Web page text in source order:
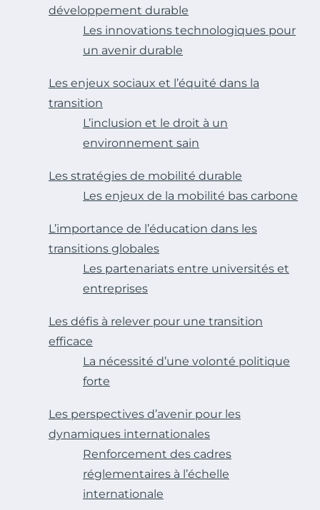
développement durable
Les innovations technologiques pour
un avenir durable
Les enjeux sociaux et l’équité dans la
transition
L’inclusion et le droit à un
environnement sain
Les stratégies de mobilité durable
Les enjeux de la mobilité bas carbone
L’importance de l’éducation dans les
transitions globales
Les partenariats entre universités et
entreprises
Les défis à relever pour une transition
efficace
La nécessité d’une volonté politique
forte
Les perspectives d’avenir pour les
dynamiques internationales
Renforcement des cadres
réglementaires à l’échelle
internationale